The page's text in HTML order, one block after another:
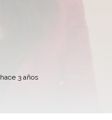
hace 3 años